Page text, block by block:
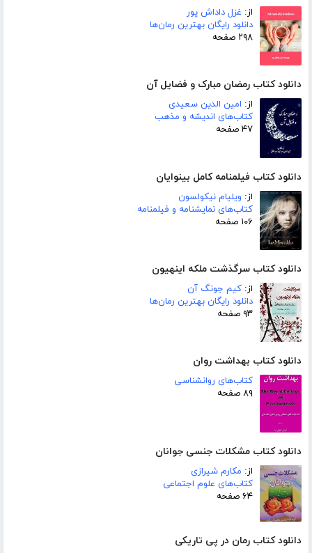
از: غزل داداش پور
دانلود رایگان بهترین رمان‌ها
۲۹۸ صفحه
دانلود کتاب رمضان مبارک و فضایل آن
از: امین الدین سعیدی
کتاب‌های اندیشه و مذهب
۴۷ صفحه
دانلود کتاب فیلمنامه کامل بینوایان
از: ویلیام نیکولسون
کتاب‌های نمایشنامه و فیلمنامه
۱۰۶ صفحه
دانلود کتاب سرگذشت ملکه اینهیون
از: کیم جونگ آن
دانلود رایگان بهترین رمان‌ها
۹۳ صفحه
دانلود کتاب بهداشت روان
کتاب‌های روانشناسی
۸۹ صفحه
دانلود کتاب مشکلات جنسی جوانان
از: مکارم شیرازی
کتاب‌های علوم اجتماعی
۶۴ صفحه
دانلود کتاب رمان در پی تاریکی